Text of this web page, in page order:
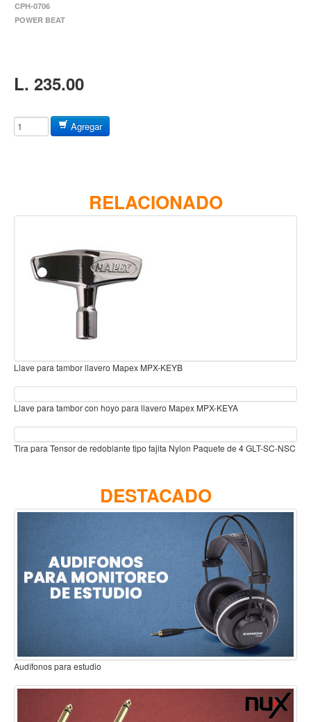
Estuches y fundas
Acustica
Platillos
Pedestal para platillo
Pedestal para Hi-Hat
Pedestal para redoblante
Trono
Accesorios
Teclado Digital
Controladores
Fundas
Amplificadores
Accesorios
Arco
Violin
Viola
Cello
Contrabajo
Fundas y estuches
CPH-0706
POWER BEAT
L. 235.00
Agregar
RELACIONADO
Llave para tambor llavero Mapex MPX-KEYB
Llave para tambor con hoyo para llavero Mapex MPX-KEYA
Tira para Tensor de redoblante tipo fajita Nylon Paquete de 4 GLT-SC-NSC
DESTACADO
Audífonos para estudio